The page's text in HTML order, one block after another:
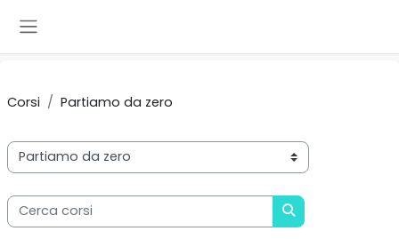
Corsi Partiamo da zero
Categorie di corso
Cerca corsi
CERCA CORSI